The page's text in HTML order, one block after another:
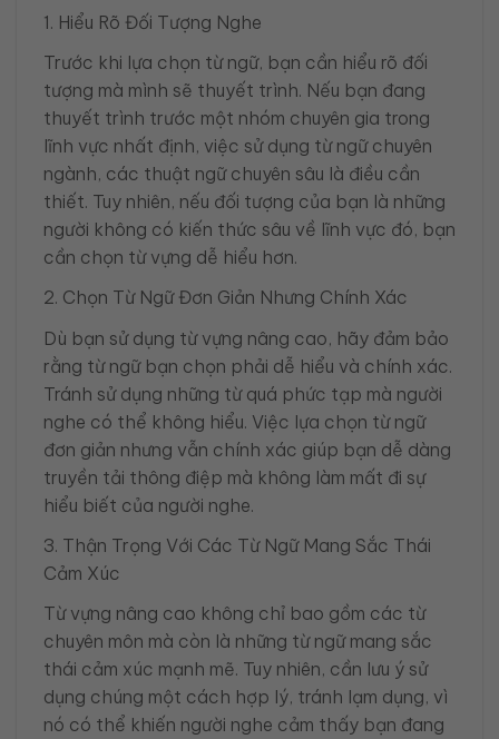
1. Hiểu Rõ Đối Tượng Nghe
Trước khi lựa chọn từ ngữ, bạn cần hiểu rõ đối
tượng mà mình sẽ thuyết trình. Nếu bạn đang
thuyết trình trước một nhóm chuyên gia trong
lĩnh vực nhất định, việc sử dụng từ ngữ chuyên
ngành, các thuật ngữ chuyên sâu là điều cần
thiết. Tuy nhiên, nếu đối tượng của bạn là những
người không có kiến thức sâu về lĩnh vực đó, bạn
cần chọn từ vựng dễ hiểu hơn.
2. Chọn Từ Ngữ Đơn Giản Nhưng Chính Xác
Dù bạn sử dụng từ vựng nâng cao, hãy đảm bảo
rằng từ ngữ bạn chọn phải dễ hiểu và chính xác.
Tránh sử dụng những từ quá phức tạp mà người
nghe có thể không hiểu. Việc lựa chọn từ ngữ
đơn giản nhưng vẫn chính xác giúp bạn dễ dàng
truyền tải thông điệp mà không làm mất đi sự
hiểu biết của người nghe.
3. Thận Trọng Với Các Từ Ngữ Mang Sắc Thái
Cảm Xúc
Từ vựng nâng cao không chỉ bao gồm các từ
chuyên môn mà còn là những từ ngữ mang sắc
thái cảm xúc mạnh mẽ. Tuy nhiên, cần lưu ý sử
dụng chúng một cách hợp lý, tránh lạm dụng, vì
nó có thể khiến người nghe cảm thấy bạn đang